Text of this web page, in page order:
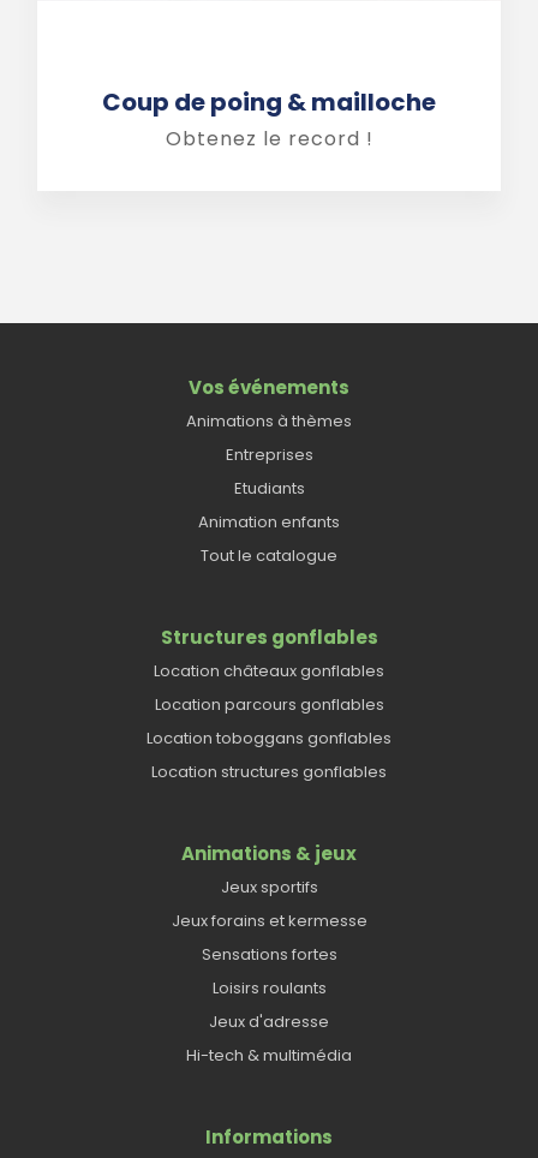
Coup de poing & mailloche
Obtenez le record !
Vos événements
Animations à thèmes
Entreprises
Etudiants
Animation enfants
Tout le catalogue
Structures gonflables
Location châteaux gonflables
Location parcours gonflables
Location toboggans gonflables
Location structures gonflables
Animations & jeux
Jeux sportifs
Jeux forains et kermesse
Sensations fortes
Loisirs roulants
Jeux d'adresse
Hi-tech & multimédia
Informations